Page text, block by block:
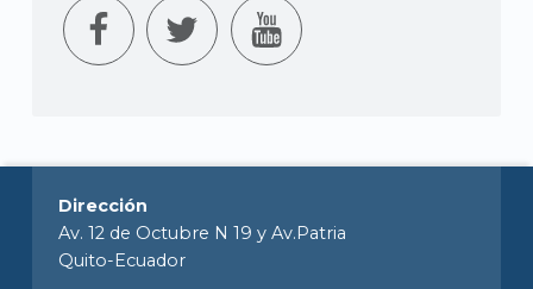
Dirección
Av. 12 de Octubre N 19 y Av.Patria
Quito-Ecuador